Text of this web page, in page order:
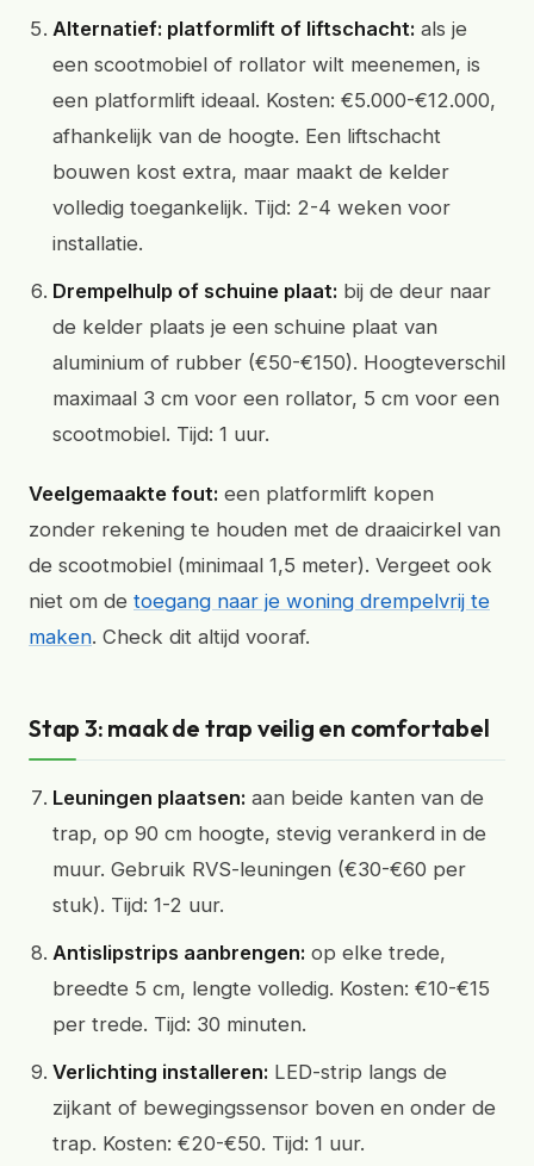
Alternatief: platformlift of liftschacht: als je
een scootmobiel of rollator wilt meenemen, is
een platformlift ideaal. Kosten: €5.000-€12.000,
afhankelijk van de hoogte. Een liftschacht
bouwen kost extra, maar maakt de kelder
volledig toegankelijk. Tijd: 2-4 weken voor
installatie.
Drempelhulp of schuine plaat: bij de deur naar
de kelder plaats je een schuine plaat van
aluminium of rubber (€50-€150). Hoogteverschil
maximaal 3 cm voor een rollator, 5 cm voor een
scootmobiel. Tijd: 1 uur.
Veelgemaakte fout: een platformlift kopen
zonder rekening te houden met de draaicirkel van
de scootmobiel (minimaal 1,5 meter). Vergeet ook
niet om de toegang naar je woning drempelvrij te
maken. Check dit altijd vooraf.
Stap 3: maak de trap veilig en comfortabel
Leuningen plaatsen: aan beide kanten van de
trap, op 90 cm hoogte, stevig verankerd in de
muur. Gebruik RVS-leuningen (€30-€60 per
stuk). Tijd: 1-2 uur.
Antislipstrips aanbrengen: op elke trede,
breedte 5 cm, lengte volledig. Kosten: €10-€15
per trede. Tijd: 30 minuten.
Verlichting installeren: LED-strip langs de
zijkant of bewegingssensor boven en onder de
trap. Kosten: €20-€50. Tijd: 1 uur.